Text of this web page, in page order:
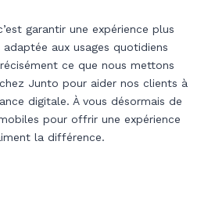
garantir une expérience plus
aux usages quotidiens
ce que nous mettons
Junto pour aider nos clients à
digitale. À vous désormais de
pour offrir une expérience
la différence.